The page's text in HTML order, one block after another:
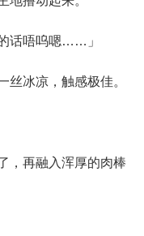
话唔呜嗯……」
冰凉，触感极佳。
再融入浑厚的肉棒